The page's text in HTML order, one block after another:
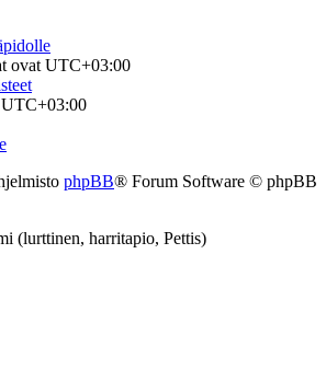
ovat UTC+03:00
UTC+03:00
phpBB® Forum Software © phpBB
(lurttinen, harritapio, Pettis)